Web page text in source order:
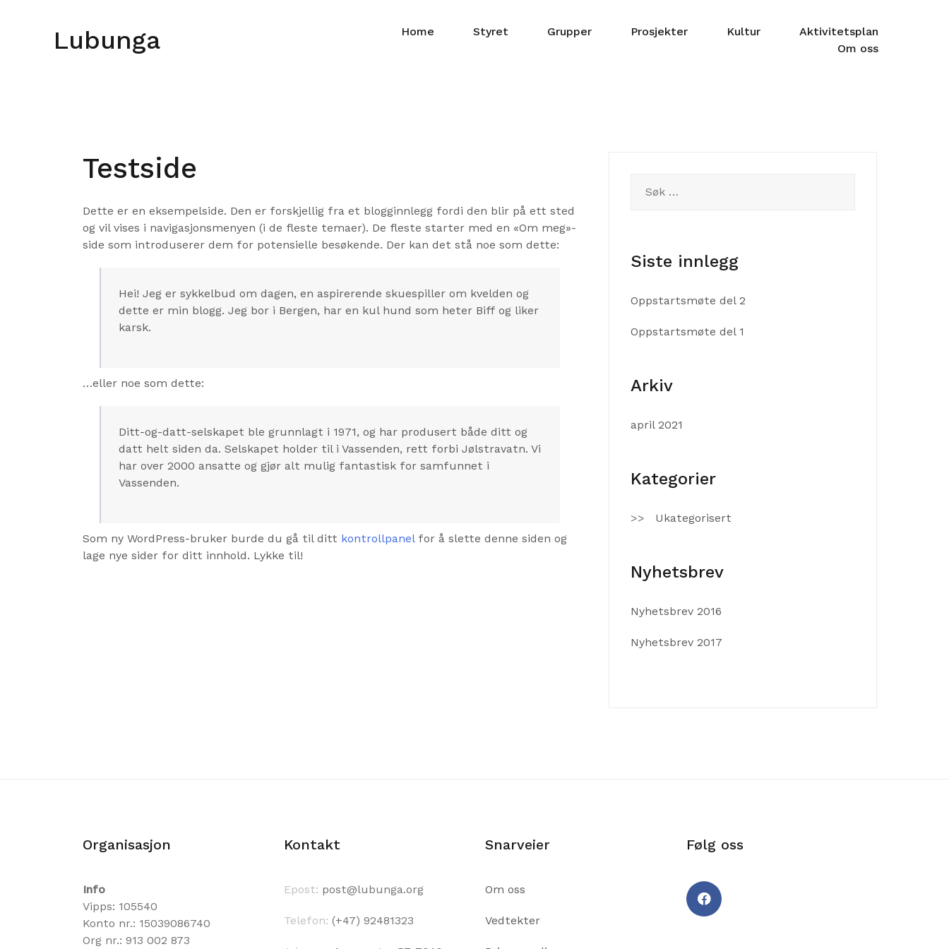
Lubunga Home Styret Grupper Prosjekter Kultur
Aktivitetsplan
Om oss
Testside
Dette er en eksempelside. Den er forskjellig fra et blogginnlegg fordi den blir på ett sted
og vil vises i navigasjonsmenyen (i de fleste temaer). De fleste starter med en «Om meg»-
side som introduserer dem for potensielle besøkende. Der kan det stå noe som dette:
Hei! Jeg er sykkelbud om dagen, en aspirerende skuespiller om kvelden og
dette er min blogg. Jeg bor i Bergen, har en kul hund som heter Biff og liker
karsk.
…eller noe som dette:
Ditt-og-datt-selskapet ble grunnlagt i 1971, og har produsert både ditt og
datt helt siden da. Selskapet holder til i Vassenden, rett forbi Jølstravatn. Vi
har over 2000 ansatte og gjør alt mulig fantastisk for samfunnet i
Vassenden.
Som ny WordPress-bruker burde du gå til ditt kontrollpanelfor å slette denne siden og
lage nye sider for ditt innhold. Lykke til!
etter:
Siste innlegg
Oppstartsmøte del 2
Oppstartsmøte del 1
Arkiv
april 2021
Kategorier
Ukategorisert
Nyhetsbrev
Nyhetsbrev 2016
Nyhetsbrev 2017
Organisasjon
Info
Vipps: 105540
Konto nr.: 15039086740
Org nr.: 913 002 873
Kontakt
Epost: post@lubunga.org
Telefon: (+47) 92481323
Snarveier
Om oss
Vedtekter
Følg oss